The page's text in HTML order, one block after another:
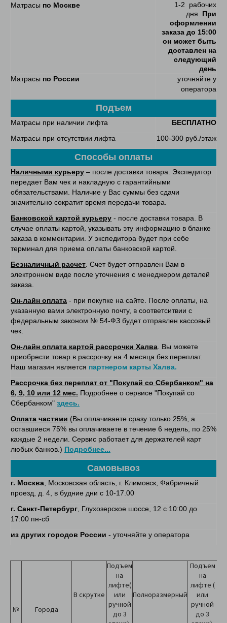
Матрасы по Москве
1-2 рабочих
дня. При
оформлении
заказа до 15:00
он может быть
доставлен на
следующий
день
Матрасы по России
уточняйте у
оператора
Подъем
Матрасы при наличии лифта
БЕСПЛАТНО
Матрасы при отсутствии лифта
100-300 руб./этаж
Способы оплаты
Наличными курьеру – после доставки товара. Экспедитор
передает Вам чек и накладную с гарантийными
обязательствами. Наличие у Вас суммы без сдачи
значительно сократит время передачи товара.
Банковской картой курьеру - после доставки товара. В
случае оплаты картой, указывать эту информацию в бланке
заказа в комментарии. У экспедитора будет при себе
терминал для приема оплаты банковской картой.
Безналичный расчет. Счет будет отправлен Вам в
электронном виде после уточнения с менеджером деталей
заказа.
Он-лайн оплата - при покупке на сайте. После оплаты, на
указанную вами электронную почту, в соответситвии с
федеральным законом № 54-ФЗ будет отправлен кассовый
чек.
Он-лайн оплата картой рассрочки Халва. Вы можете
приобрести товар в рассрочку на 4 месяца без переплат.
Наш магазин является партнером карты Халва.
Рассрочка без переплат от "Покупай со Сбербанком" на
6, 9, 10 или 12 мес. Подробнее о сервисе "Покупай со
Сбербанком" здесь.
Оплата частями (Вы оплачиваете сразу только 25%, а
оставшиеся 75% вы оплачиваете в течение 6 недель, по 25%
каждые 2 недели. Сервис работает для держателей карт
любых банков.) Подробнее...
Самовывоз
г. Москва, Московская область, г. Климовск, Фабричный
проезд, д. 4, в будние дни с 10-17.00
г. Санкт-Петербург, Глухозерское шоссе, 12 с 10:00 до
17:00 пн-сб
из других городов России - уточняйте у оператора
№ Города
В скрутке
Подъем
на
лифте(
или
ручной
до 3
Полноразмерный
Подъем
на
лифте (
или
ручной
до 3